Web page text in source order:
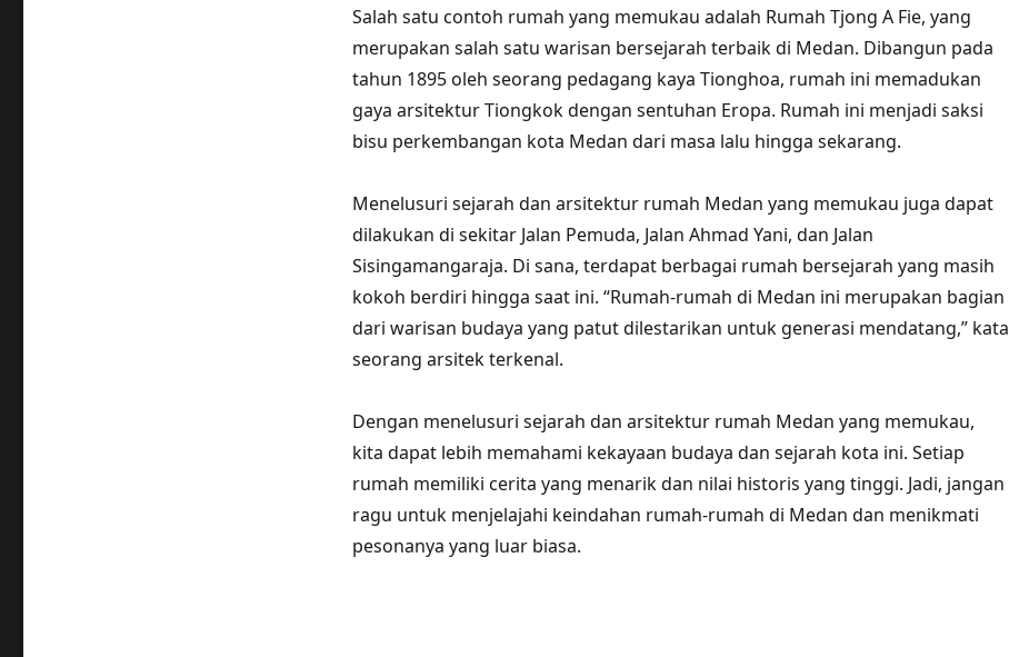
Salah satu contoh rumah yang memukau adalah Rumah Tjong A Fie, yang
merupakan salah satu warisan bersejarah terbaik di Medan. Dibangun pada
tahun 1895 oleh seorang pedagang kaya Tionghoa, rumah ini memadukan
gaya arsitektur Tiongkok dengan sentuhan Eropa. Rumah ini menjadi saksi
bisu perkembangan kota Medan dari masa lalu hingga sekarang.
Menelusuri sejarah dan arsitektur rumah Medan yang memukau juga dapat
dilakukan di sekitar Jalan Pemuda, Jalan Ahmad Yani, dan Jalan
Sisingamangaraja. Di sana, terdapat berbagai rumah bersejarah yang masih
kokoh berdiri hingga saat ini. “Rumah-rumah di Medan ini merupakan bagian
dari warisan budaya yang patut dilestarikan untuk generasi mendatang,” kata
seorang arsitek terkenal.
Dengan menelusuri sejarah dan arsitektur rumah Medan yang memukau,
kita dapat lebih memahami kekayaan budaya dan sejarah kota ini. Setiap
rumah memiliki cerita yang menarik dan nilai historis yang tinggi. Jadi, jangan
ragu untuk menjelajahi keindahan rumah-rumah di Medan dan menikmati
pesonanya yang luar biasa.